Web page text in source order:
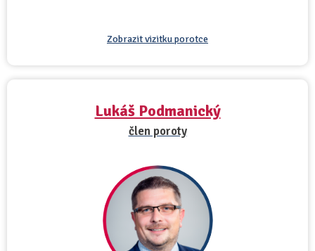
Zobrazit vizitku porotce
Lukáš Podmanický
člen poroty